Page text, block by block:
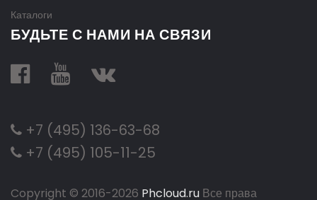
Каталоги
БУДЬТЕ С НАМИ НА СВЯЗИ
+7 (495) 136-63-68
+7 (495) 105-11-25
Copyright © 2016-2026 Phcloud.ru Все права